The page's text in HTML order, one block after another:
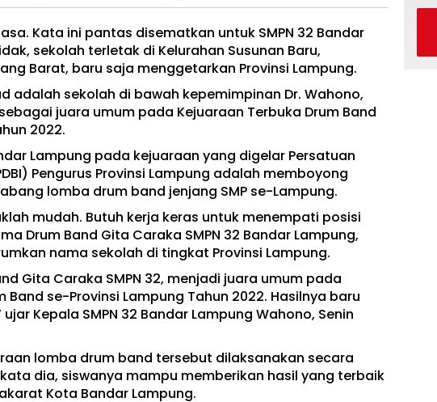
Kata ini pantas disematkan untuk SMPN 32 Bandar
sekolah terletak di Kelurahan Susunan Baru,
Barat, baru saja menggetarkan Provinsi Lampung.
adalah sekolah di bawah kepemimpinan Dr. Wahono,
juara umum pada Kejuaraan Terbuka Drum Band
2022.
Lampung pada kejuaraan yang digelar Persatuan
Pengurus Provinsi Lampung adalah memboyong
lomba drum band jenjang SMP se-Lampung.
mudah. Butuh kerja keras untuk menempati posisi
Drum Band Gita Caraka SMPN 32 Bandar Lampung,
nama sekolah di tingkat Provinsi Lampung.
Gita Caraka SMPN 32, menjadi juara umum pada
Band se-Provinsi Lampung Tahun 2022. Hasilnya baru
Kepala SMPN 32 Bandar Lampung Wahono, Senin
lomba drum band tersebut dilaksanakan secara
dia, siswanya mampu memberikan hasil yang terbaik
Kota Bandar Lampung.